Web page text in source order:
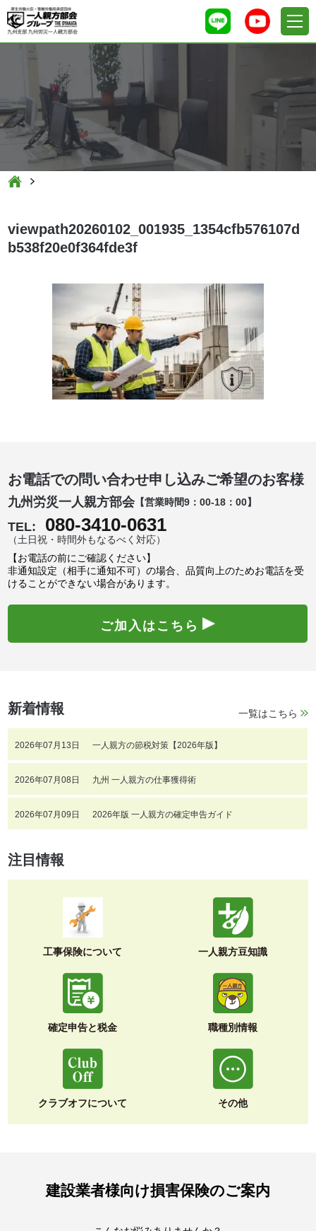
viewpath20260102_001935_1354cfb576107d
b538f20e0f364fde3f
お電話での問い合わせ申し込みご希望のお客様
九州労災一人親方部会【営業時間9：00-18：00】
TEL: 080-3410-0631
（土日祝・時間外もなるべく対応）
【お電話の前にご確認ください】
非通知設定（相手に通知不可）の場合、品質向上のためお電話を受
けることができない場合があります。
ご加入はこちら
新着情報
2026年07月13日 一人親方の節税対策【2026年版】
2026年07月08日 九州 一人親方の仕事獲得術
2026年07月09日 2026年版 一人親方の確定申告ガイド
一覧はこちら
注目情報
工事保険について 一人親方豆知識
確定申告と税金 職種別情報
クラブオフについて その他
建設業者様向け損害保険のご案内